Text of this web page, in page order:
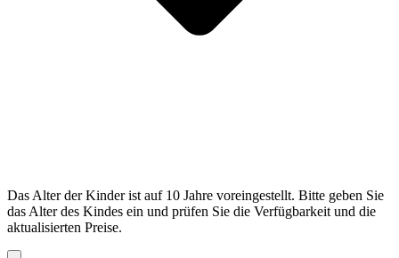
Das Alter der Kinder ist auf 10 Jahre voreingestellt. Bitte geben Sie
das Alter des Kindes ein und prüfen Sie die Verfügbarkeit und die
aktualisierten Preise.